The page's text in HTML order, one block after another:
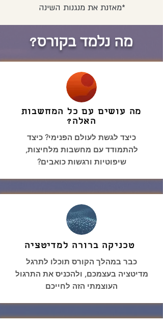
*מאזנת את מנגנות השינה
מה נלמד בקורס?
מה עושים עם כל המחשבות
האלה?
כיצד לגשת לעולם הפנימי? כיצד
להתמודד עם מחשבות מלחיצות,
שיפוטיות ורגשות כואבים?
כבר במהלך הקורס תוכלו לתרגל
מדיטציה בעצמכם, ולהכניס את התרגול
העוצמתי הזה לחייכם